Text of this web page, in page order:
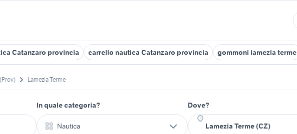
Catanzaro provincia carrello nautica Catanzaro provincia gommoni lamezia terme
Lamezia Terme
In quale categoria?
Nautica
Dove?